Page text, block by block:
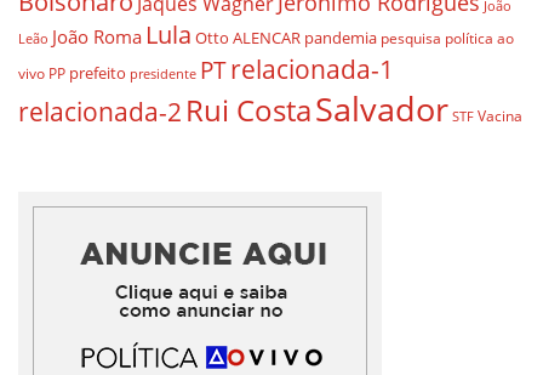
João
Leão João Roma Lula Otto ALENCAR pandemia pesquisa política ao
vivo PP prefeito presidente PTrelacionada-1
relacionada-2 Rui CostaSalvador STF Vacina